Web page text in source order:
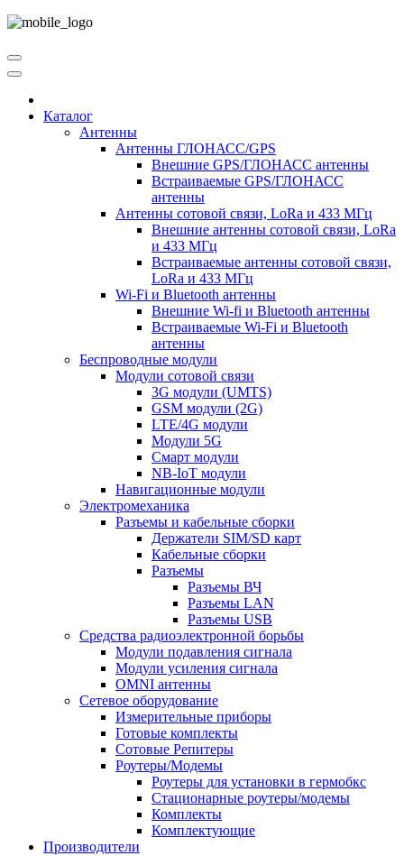
Каталог
Антенны
Антенны ГЛОНАСС/GPS
Внешние GPS/ГЛОНАСС антенны
Встраиваемые GPS/ГЛОНАСС
антенны
Антенны сотовой связи, LoRa и 433 МГц
Внешние антенны сотовой связи, LoRa
и 433 МГц
Встраиваемые антенны сотовой связи,
LoRa и 433 МГц
Wi-Fi и Bluetooth антенны
Внешние Wi-fi и Bluetooth антенны
Встраиваемые Wi-Fi и Bluetooth
антенны
Беспроводные модули
Модули сотовой связи
3G модули (UMTS)
GSM модули (2G)
LTE/4G модули
Модули 5G
Смарт модули
NB-IoT модули
Навигационные модули
Электромеханика
Разъемы и кабельные сборки
Держатели SIM/SD карт
Кабельные сборки
Разъемы
Разъемы ВЧ
Разъемы LAN
Разъемы USB
Средства радиоэлектронной борьбы
Модули подавления сигнала
Модули усиления сигнала
OMNI антенны
Сетевое оборудование
Измерительные приборы
Готовые комплекты
Сотовые Репитеры
Роутеры/Модемы
Роутеры для установки в гермобкс
Стационарные роутеры/модемы
Комплекты
Комплектующие
Производители